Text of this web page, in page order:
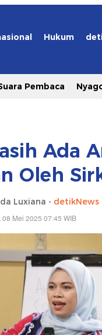
Hukum
Pembaca
Ada
Oleh
Luxiana - detikNews
08 Mei 2025 07:45 WIB